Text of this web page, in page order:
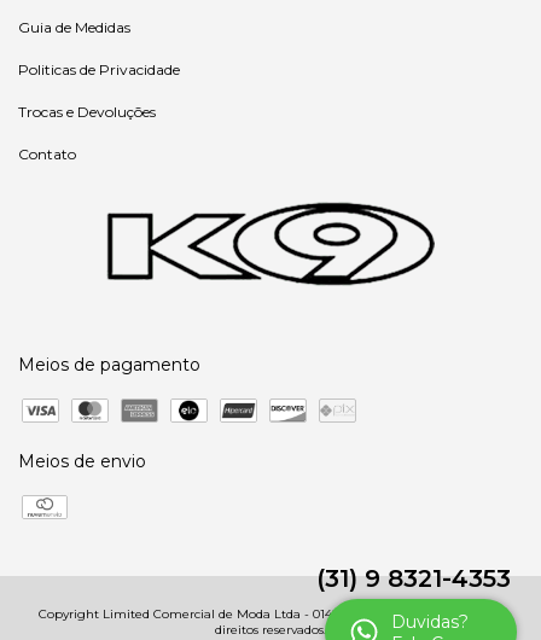
(31) 9 8321-4353
Duvidas?
Guia de Medidas
Politicas de Privacidade
Trocas e Devoluções
Contato
Meios de pagamento
Meios de envio
Copyright Limited Comercial de Moda Ltda - 01485091000246 - 2026. Todos os
direitos reservados.